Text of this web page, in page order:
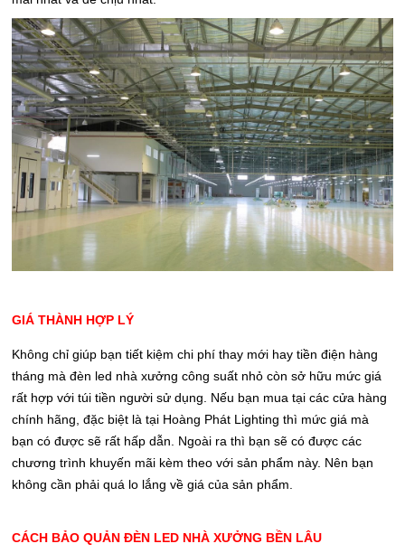
GIÁ THÀNH HỢP LÝ
Không chỉ giúp bạn tiết kiệm chi phí thay mới hay tiền điện hàng
tháng mà đèn led nhà xưởng công suất nhỏ còn sở hữu mức giá
rất hợp với túi tiền người sử dụng. Nếu bạn mua tại các cửa hàng
chính hãng, đặc biệt là tại Hoàng Phát Lighting thì mức giá mà
bạn có được sẽ rất hấp dẫn. Ngoài ra thì bạn sẽ có được các
chương trình khuyến mãi kèm theo với sản phẩm này. Nên bạn
không cần phải quá lo lắng về giá của sản phẩm.
CÁCH BẢO QUẢN ĐÈN LED NHÀ XƯỞNG BỀN LÂU